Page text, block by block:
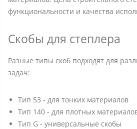
функциональности и качества
Скобы для степлера
Разные типы скоб подходят для
задач:
Тип 53 - для тонких материалов
Тип 140 - для плотных
Тип G - универсальные скобы